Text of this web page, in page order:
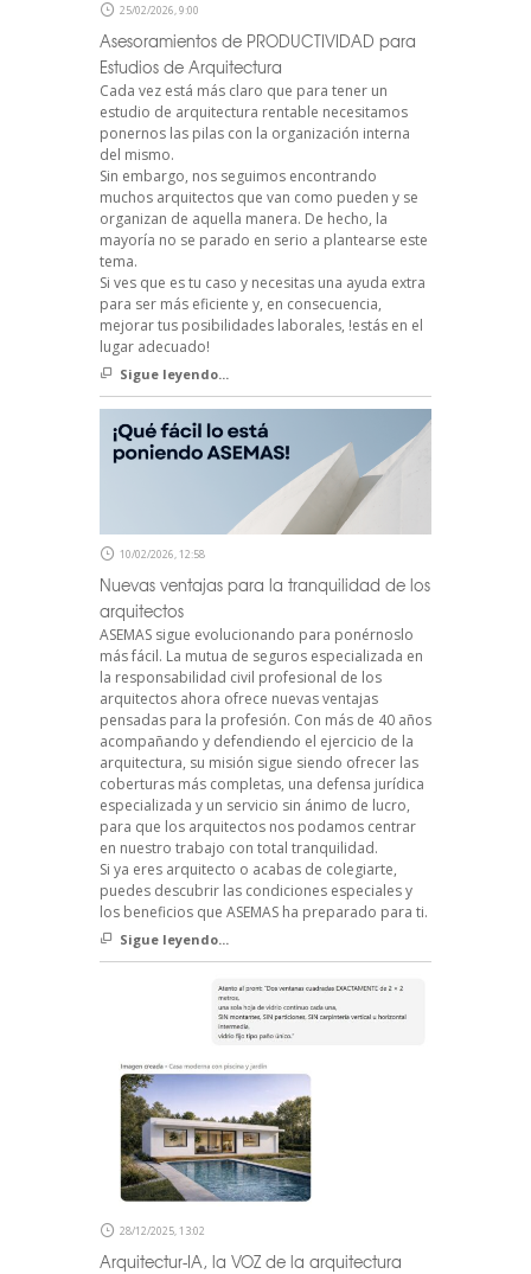
25/02/2026, 9:00
Asesoramientos de PRODUCTIVIDAD para
Estudios de Arquitectura
Cada vez está más claro que para tener un
estudio de arquitectura rentable necesitamos
ponernos las pilas con la organización interna
del mismo.
Sin embargo, nos seguimos encontrando
muchos arquitectos que van como pueden y se
organizan de aquella manera. De hecho, la
mayoría no se parado en serio a plantearse este
tema.
Si ves que es tu caso y necesitas una ayuda extra
para ser más eficiente y, en consecuencia,
mejorar tus posibilidades laborales, !estás en el
lugar adecuado!
Sigue leyendo...
10/02/2026, 12:58
Nuevas ventajas para la tranquilidad de los
arquitectos
ASEMAS sigue evolucionando para ponérnoslo
más fácil. La mutua de seguros especializada en
la responsabilidad civil profesional de los
arquitectos ahora ofrece nuevas ventajas
pensadas para la profesión. Con más de 40 años
acompañando y defendiendo el ejercicio de la
arquitectura, su misión sigue siendo ofrecer las
coberturas más completas, una defensa jurídica
especializada y un servicio sin ánimo de lucro,
para que los arquitectos nos podamos centrar
en nuestro trabajo con total tranquilidad.
Si ya eres arquitecto o acabas de colegiarte,
puedes descubrir las condiciones especiales y
los beneficios que ASEMAS ha preparado para ti.
Sigue leyendo...
28/12/2025, 13:02
Arquitectur-IA, la VOZ de la arquitectura